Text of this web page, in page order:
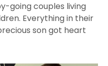
going couples living
Everything in their
son got heart